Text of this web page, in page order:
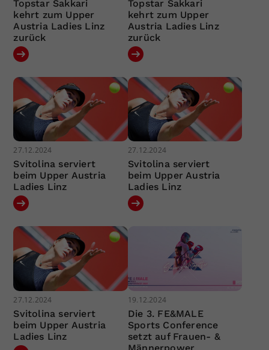
Topstar Sakkari
kehrt zum Upper
Austria Ladies Linz
zurück
Topstar Sakkari
kehrt zum Upper
Austria Ladies Linz
zurück
27.12.2024
Svitolina serviert
beim Upper Austria
Ladies Linz
27.12.2024
Svitolina serviert
beim Upper Austria
Ladies Linz
27.12.2024
Svitolina serviert
beim Upper Austria
Ladies Linz
19.12.2024
Die 3. FE&MALE
Sports Conference
setzt auf Frauen- &
Männerpower